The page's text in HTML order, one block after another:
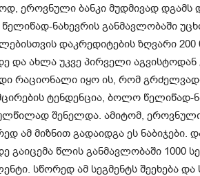
ეროვნული ბანკი მუდმივად
ნახევრის განმავლობაში
დაკრედიტების ზღვარი
და ახლა უკვე პირველი აგვისტოდან
რაციონალი იყო ის, რომ
ტენდენცია, ბოლო წელიწად-
შენელდა. ამიტომ, ეროვნული
ამ მიზნით გადაიდგა ეს ნაბიჯები.
გაიცემა წლის განმავლობაში 1000
სწორედ ამ სეგმენტს შეეხება